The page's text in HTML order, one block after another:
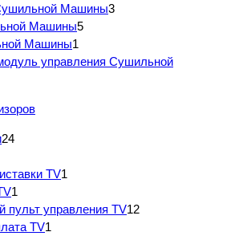
Машины3
Машины5
Машины1
управления Сушильной
24
TV1
1
пульт управления TV12
TV1